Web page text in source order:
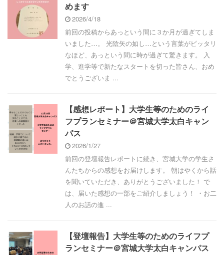
めます
2026/4/18
前回の投稿からあっという間に３か月が過ぎてしま
いました…。 光陰矢の如し…という言葉がピッタリ
なほど、あっという間に時が過ぎて驚きます。 入
学、進学等で新たなスタートを切った皆さん、おめ
でとうございま ...
【感想レポート】大学生等のためのライ
フプランセミナー＠宮城大学太白キャン
パス
2026/1/27
前回の登壇報告レポートに続き、宮城大学の学生さ
んたちからの感想をお届けします。 朝はやくから話
を聞いていただき、ありがとうございました！ で
は、届いた感想の一部をご紹介しましょう！ ・お二
人のお話の進 ...
【登壇報告】大学生等のためのライフプ
ランセミナー＠宮城大学太白キャンパス